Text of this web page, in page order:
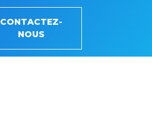
CONTACTEZ-
NOUS